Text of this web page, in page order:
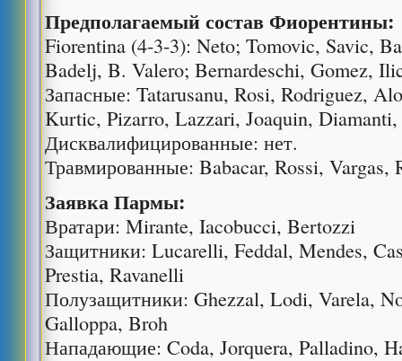
Предполагаемый состав Фиорентины:
Fiorentina (4-3-3): Neto; Tomovic, Savic,
Badelj, B. Valero; Bernardeschi, Gomez,
Запасные: Tatarusanu, Rosi, Rodriguez,
Kurtic, Pizarro, Lazzari, Joaquin,
Дисквалифицированные: нет.
Травмированные: Babacar, Rossi, Vargas,
Заявка Пармы:
Вратари: Mirante, Iacobucci, Bertozzi
Защитники: Lucarelli, Feddal, Mendes,
Prestia, Ravanelli
Полузащитники: Ghezzal, Lodi, Varela,
Galloppa, Broh
Нападающие: Coda, Jorquera, Palladino,